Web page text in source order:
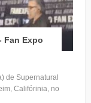
Fan Expo
de Supernatural
Califórinia, no